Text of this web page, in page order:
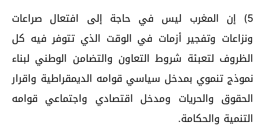
5) إن المغرب ليس في حاجة إلى افتعال صراعات
ونزاعات وتفجير أزمات في الوقت الذي تتوفر فيه كل
الظروف لتعبئة شروط التعاون والتضامن الوطني لبناء
نموذج تنموي بمدخل سياسي قوامه الديمقراطية واقرار
الحقوق والحريات ومدخل اقتصادي واجتماعي قوامه
التنمية والحكامة.